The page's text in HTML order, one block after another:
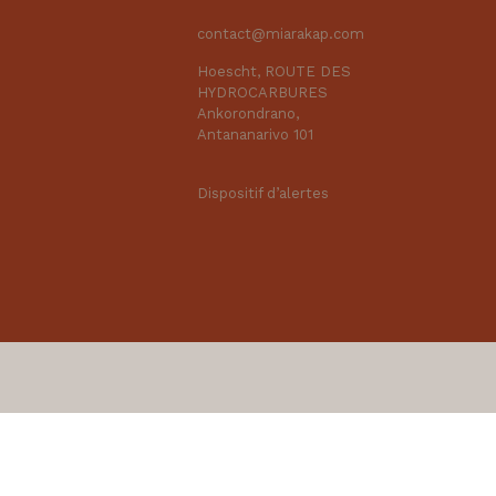
contact@miarakap.com
Hoescht, ROUTE DES
HYDROCARBURES
Ankorondrano,
Antananarivo 101
Dispositif d’alertes